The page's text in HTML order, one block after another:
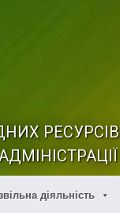
РЕСУРСІВ
діяльність